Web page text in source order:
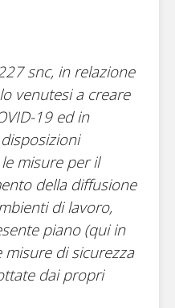
snc, in relazione
venutesi a creare
19 ed in
misure per il
della diffusione
di lavoro,
piano (qui in
di sicurezza
dai propri